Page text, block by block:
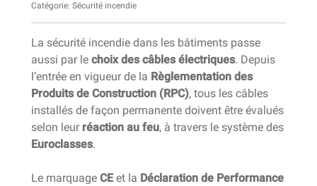
Catégorie: Sécurité incendie
La sécurité incendie dans les bâtiments passe
aussi par le choix des câbles électriques. Depuis
l’entrée en vigueur de la Règlementation des
Produits de Construction (RPC), tous les câbles
installés de façon permanente doivent être évalués
selon leur réaction au feu, à travers le système des
Euroclasses.
Le marquage CEet la Déclaration de Performance